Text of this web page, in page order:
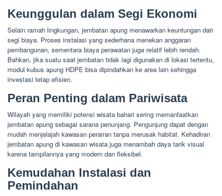
Keunggulan dalam Segi Ekonomi
Selain ramah lingkungan, jembatan apung menawarkan keuntungan dari
segi biaya. Proses instalasi yang sederhana menekan anggaran
pembangunan, sementara biaya perawatan juga relatif lebih rendah.
Bahkan, jika suatu saat jembatan tidak lagi digunakan di lokasi tertentu,
modul kubus apung HDPE bisa dipindahkan ke area lain sehingga
investasi tetap efisien.
Peran Penting dalam Pariwisata
Wilayah yang memiliki potensi wisata bahari sering memanfaatkan
jembatan apung sebagai sarana penunjang. Pengunjung dapat dengan
mudah menjelajah kawasan perairan tanpa merusak habitat. Kehadiran
jembatan apung di kawasan wisata juga menambah daya tarik visual
karena tampilannya yang modern dan fleksibel.
Kemudahan Instalasi dan
Pemindahan